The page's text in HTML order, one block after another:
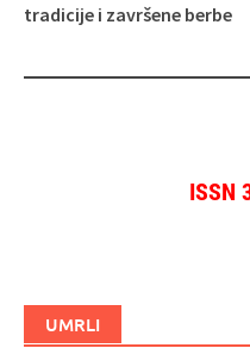
tradicije i završene berbe
ISSN
UMRLI